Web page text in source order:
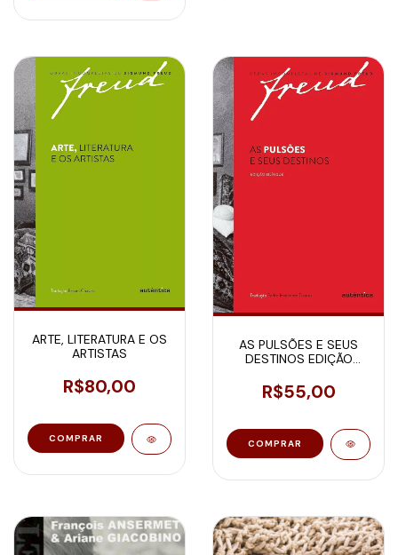
ARTE, LITERATURA E OS
ARTISTAS
R$80,00
AS PULSÕES E SEUS
DESTINOS EDIÇÃO
R$55,00